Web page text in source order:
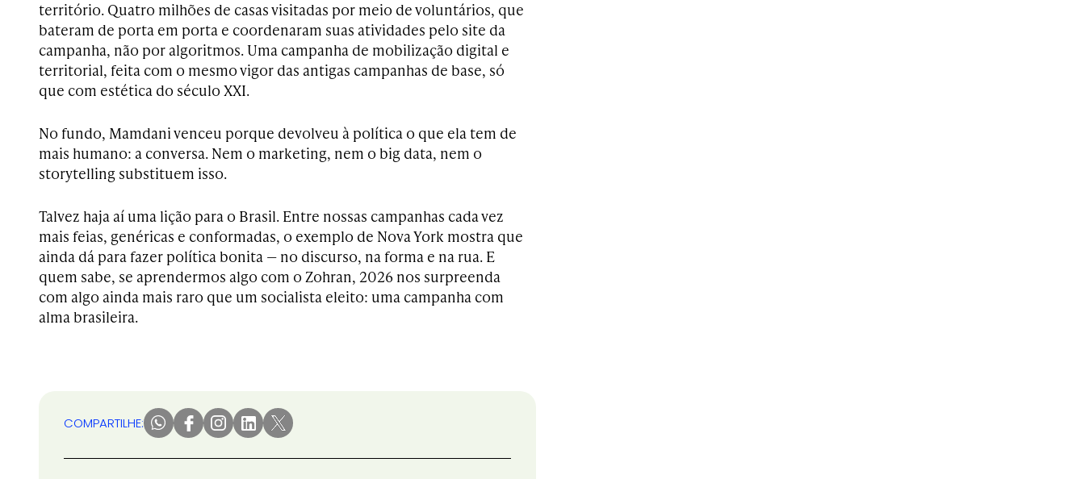
território. Quatro milhões de casas visitadas por meio de voluntários, que
bateram de porta em porta e coordenaram suas atividades pelo site da
campanha, não por algoritmos. Uma campanha de mobilização digital e
territorial, feita com o mesmo vigor das antigas campanhas de base, só
que com estética do século XXI.
No fundo, Mamdani venceu porque devolveu à política o que ela tem de
mais humano: a conversa. Nem o marketing, nem o big data, nem o
storytelling substituem isso.
Talvez haja aí uma lição para o Brasil. Entre nossas campanhas cada vez
mais feias, genéricas e conformadas, o exemplo de Nova York mostra que
ainda dá para fazer política bonita — no discurso, na forma e na rua. E
quem sabe, se aprendermos algo com o Zohran, 2026 nos surpreenda
com algo ainda mais raro que um socialista eleito: uma campanha com
alma brasileira.
COMPARTILHE: